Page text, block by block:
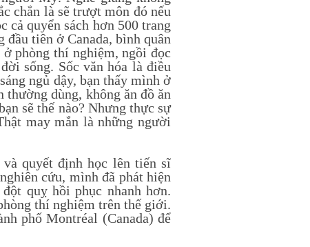
chắn là sẽ trượt môn đó nếu
cả quyển sách hơn 500 trang
tiên ở Canada, bình quân
phòng thí nghiệm, ngồi đọc
sống. Sốc văn hóa là điều
ngủ dậy, bạn thấy mình ở
dùng, không ăn đồ ăn
sẽ thế nào? Nhưng thực sự
may mắn là những người
quyết định học lên tiến sĩ
cứu, mình đã phát hiện
quỵ hồi phục nhanh hơn.
thí nghiệm trên thế giới.
phố Montréal (Canada) để